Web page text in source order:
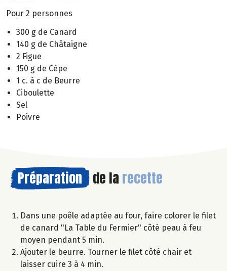
Pour 2 personnes
300 g de Canard
140 g de Châtaigne
2 Figue
150 g de Cèpe
1 c. à c de Beurre
Ciboulette
Sel
Poivre
Préparation de la recette
Dans une poêle adaptée au four, faire colorer le filet
de canard "La Table du Fermier" côté peau à feu
moyen pendant 5 min.
Ajouter le beurre. Tourner le filet côté chair et
laisser cuire 3 à 4 min.